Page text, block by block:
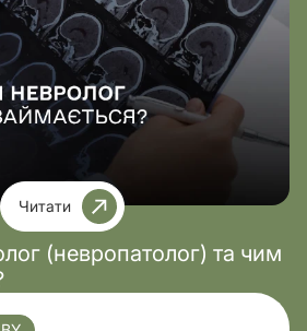
Читати
(невропатолог) та чим